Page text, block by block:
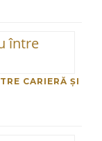
CARIERĂ ȘI